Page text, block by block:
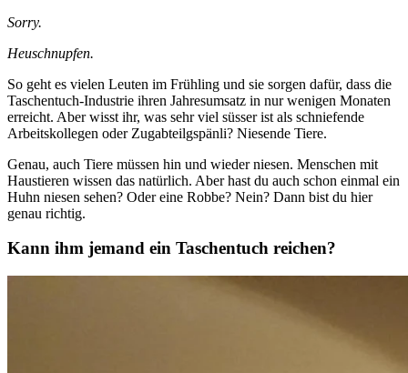
Sorry.
Heuschnupfen.
So geht es vielen Leuten im Frühling und sie sorgen dafür, dass die
Taschentuch-Industrie ihren Jahresumsatz in nur wenigen Monaten
erreicht. Aber wisst ihr, was sehr viel süsser ist als schniefende
Arbeitskollegen oder Zugabteilgspänli? Niesende Tiere.
Genau, auch Tiere müssen hin und wieder niesen. Menschen mit
Haustieren wissen das natürlich. Aber hast du auch schon einmal ein
Huhn niesen sehen? Oder eine Robbe? Nein? Dann bist du hier
genau richtig.
Kann ihm jemand ein Taschentuch reichen?